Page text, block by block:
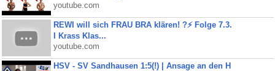
youtube.com
REWI will sich FRAU BRA klären! ?⚡️ Folge 7.3.
I Krass Klas...
youtube.com
HSV - SV Sandhausen 1:5(!) | Ansage an den H